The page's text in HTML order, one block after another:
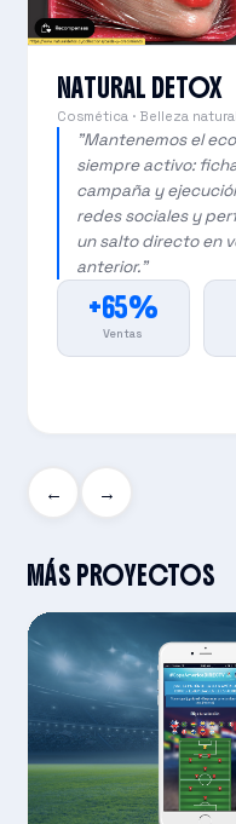
NATURAL DETOX
Cosmética · Belleza natural
"Mantenemos el
siempre activo:
campaña y
redes sociales y
un salto directo en
anterior."
+65%
Ventas
← →
MÁS PROYECTOS